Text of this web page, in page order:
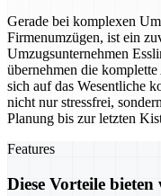
Gerade bei komplexen
Firmenumzügen, ist ein
Umzugsunternehmen
übernehmen die
sich auf das Wesentliche
nicht nur stressfrei,
Planung bis zur letzten
Features
Diese Vorteile